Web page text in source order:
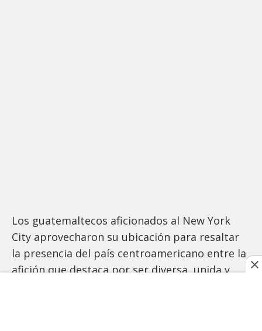
Los guatemaltecos aficionados al New York
City aprovecharon su ubicación para resaltar
la presencia del país centroamericano entre la
afición que destaca por ser diversa, unida y